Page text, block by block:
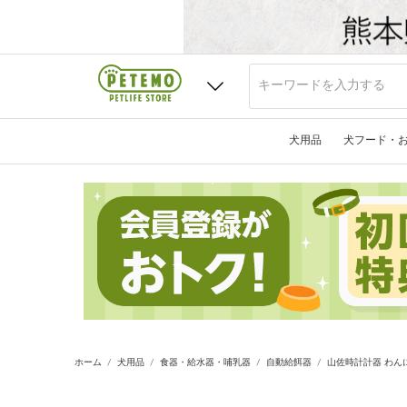
犬用品 犬フード・
ホーム 犬用品 食器・給水器・哺乳器 自動給餌器 山佐時計計器 わん